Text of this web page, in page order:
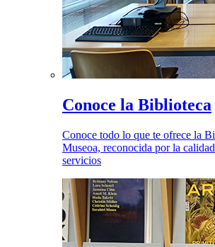
Conoce la Biblioteca
Conoce todo lo que te ofrece la
Museoa, reconocida por la
servicios